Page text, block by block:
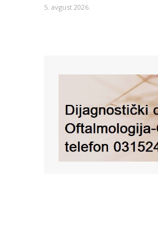
5. avgust 2026.